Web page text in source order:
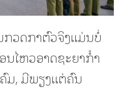
ວດກາຕົວຈິງແມ່ນບໍ່
ໄຫວອາດຊະຍາກໍຳ
ມ, ມີພຽງແຕ່ຄົນ